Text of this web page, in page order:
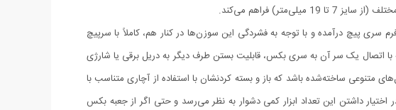
فراهم می‌کند.
سری پیچ درآمده و با توجه به فشردگی این سوزن‌ها در کنار هم، کاملاً با سرپیچ
اتصال یک ‌سر آن به سری بکس، قابلیت بستن طرف دیگر به دریل برقی یا شارژی
ساخته‌شده باشد که باز و بسته کردنشان با استفاده از آچاری متناسب با
اختیار داشتن این تعداد ابزار کمی دشوار به نظر می‌رسد و حتی اگر از جعبه بکس